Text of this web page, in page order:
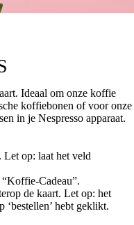
Ideaal om onze koffie
koffiebonen of voor onze
in je Nespresso apparaat.
Let op: laat het veld
Cadeau”.
de kaart. Let op: het
‘bestellen’ hebt geklikt.